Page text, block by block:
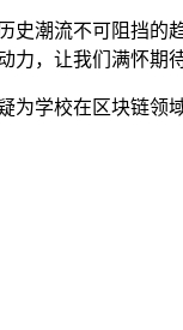
潮流不可阻挡
，让我们满怀
学校在区块链